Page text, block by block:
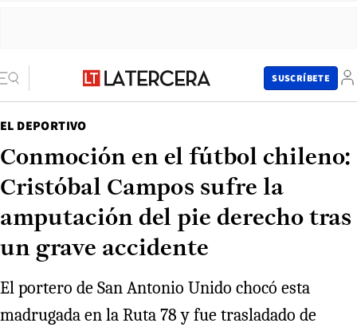
SUSCRÍBETE
EL DEPORTIVO
Conmoción en el fútbol chileno:
Cristóbal Campos sufre la
amputación del pie derecho tras
un grave accidente
El portero de San Antonio Unido chocó esta
madrugada en la Ruta 78 y fue trasladado de